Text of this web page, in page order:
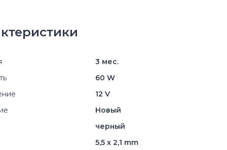
3 мес.
60 W
12 V
Новый
черный
5,5 x 2,1 mm